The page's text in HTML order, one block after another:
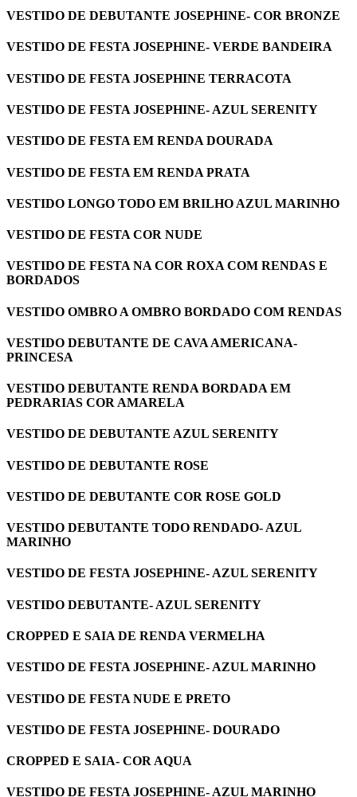
VESTIDO DE DEBUTANTE JOSEPHINE- COR BRONZE
VESTIDO DE FESTA JOSEPHINE- VERDE BANDEIRA
VESTIDO DE FESTA JOSEPHINE TERRACOTA
VESTIDO DE FESTA JOSEPHINE- AZUL SERENITY
VESTIDO DE FESTA EM RENDA DOURADA
VESTIDO DE FESTA EM RENDA PRATA
VESTIDO LONGO TODO EM BRILHO AZUL MARINHO
VESTIDO DE FESTA COR NUDE
VESTIDO DE FESTA NA COR ROXA COM RENDAS E
BORDADOS
VESTIDO OMBRO A OMBRO BORDADO COM RENDAS
VESTIDO DEBUTANTE DE CAVA AMERICANA-
PRINCESA
VESTIDO DEBUTANTE RENDA BORDADA EM
PEDRARIAS COR AMARELA
VESTIDO DE DEBUTANTE AZUL SERENITY
VESTIDO DE DEBUTANTE ROSE
VESTIDO DE DEBUTANTE COR ROSE GOLD
VESTIDO DEBUTANTE TODO RENDADO- AZUL
MARINHO
VESTIDO DE FESTA JOSEPHINE- AZUL SERENITY
VESTIDO DEBUTANTE- AZUL SERENITY
CROPPED E SAIA DE RENDA VERMELHA
VESTIDO DE FESTA JOSEPHINE- AZUL MARINHO
VESTIDO DE FESTA NUDE E PRETO
VESTIDO DE FESTA JOSEPHINE- DOURADO
CROPPED E SAIA- COR AQUA
VESTIDO DE FESTA JOSEPHINE- AZUL MARINHO